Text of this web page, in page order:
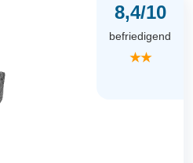
8,4/10
befriedigend
★★